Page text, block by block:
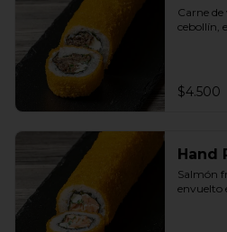
Carne
cebollín,
$4.500
Hand
Salmón
envuelto